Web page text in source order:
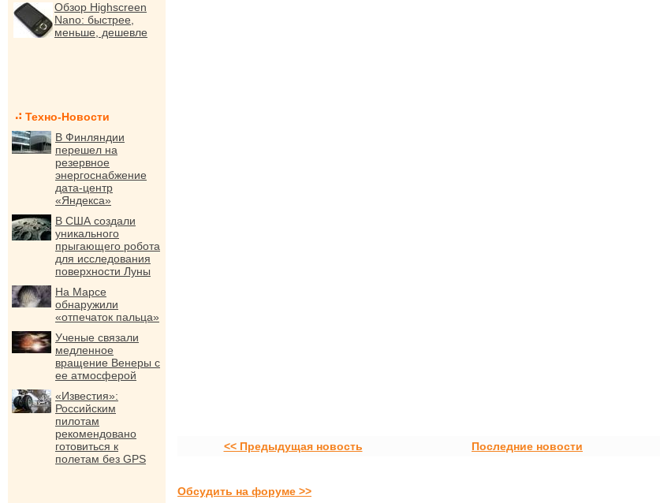
Обзор Highscreen
Nano: быстрее,
меньше, дешевле
Техно-Новости
В Финляндии
перешел на
резервное
энергоснабжение
дата-центр
«Яндекса»
В США создали
уникального
прыгающего робота
для исследования
поверхности Луны
На Марсе
обнаружили
«отпечаток пальца»
Ученые связали
медленное
вращение Венеры с
ее атмосферой
«Известия»:
Российским
пилотам
рекомендовано
готовиться к
полетам без GPS
<< Предыдущая новость Последние новости
Обсудить на форуме >>